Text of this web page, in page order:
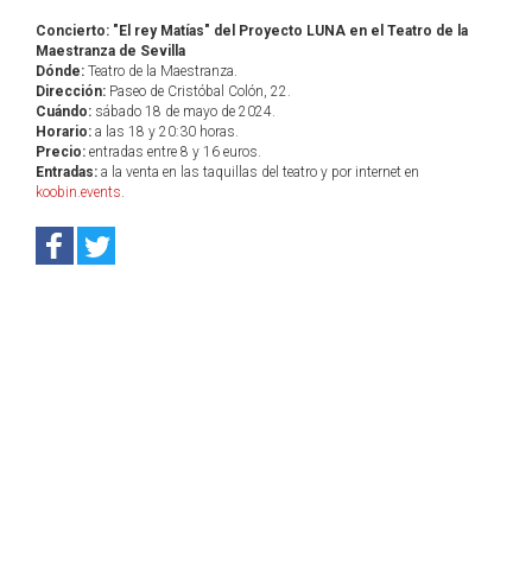
Concierto: "El rey Matías" del Proyecto LUNA en el Teatro de la
Maestranza de Sevilla
Dónde: Teatro de la Maestranza.
Dirección: Paseo de Cristóbal Colón, 22.
Cuándo: sábado 18 de mayo de 2024.
Horario: a las 18 y 20:30 horas.
Precio: entradas entre 8 y 16 euros.
Entradas: a la venta en las taquillas del teatro y por internet en
koobin.events.